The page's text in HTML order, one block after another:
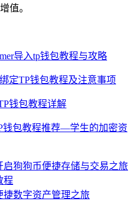
值。
导入tp钱包教程与攻略
定TP钱包教程及注意事项
钱包教程详解
钱包教程推荐—学生的加密资
启狗狗币便捷存储与交易之旅
程
捷数字资产管理之旅